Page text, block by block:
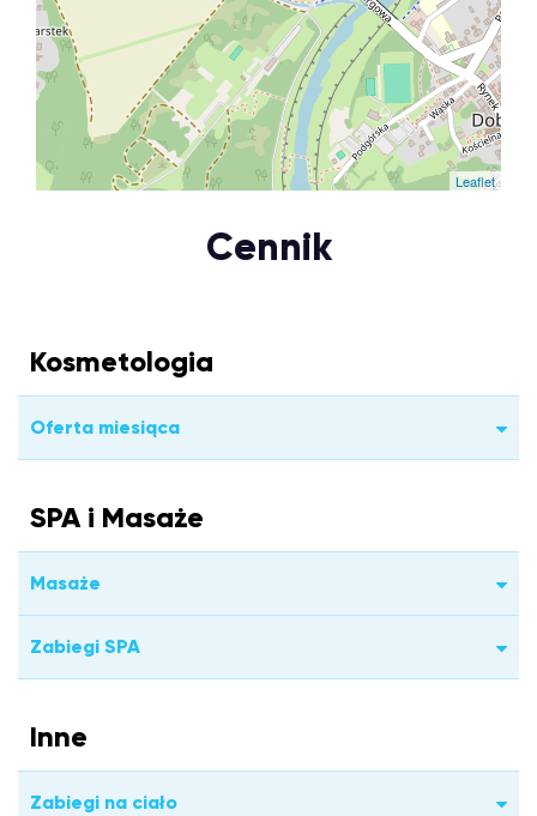
Leaflet
Cennik
Kosmetologia
Oferta miesiąca
SPA i Masaże
Masaże
Zabiegi SPA
Inne
Zabiegi na ciało